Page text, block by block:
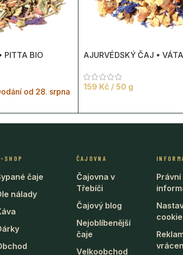
PITTA BIO
od 28. srpna
AJURVÉDSKÝ ČAJ •
159 Kč / 50 g
SHOP
čaje
nálady
ČAJOVNA
Čajovna v
Třebíči
Čajový blog
Nejoblíbenější
čaje
Velkoobchod
Právní